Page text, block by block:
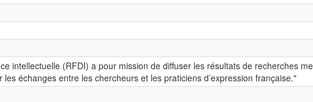
intellectuelle (RFDI) a pour mission de diffuser les résultats de recherches
échanges entre les chercheurs et les praticiens d’expression française."